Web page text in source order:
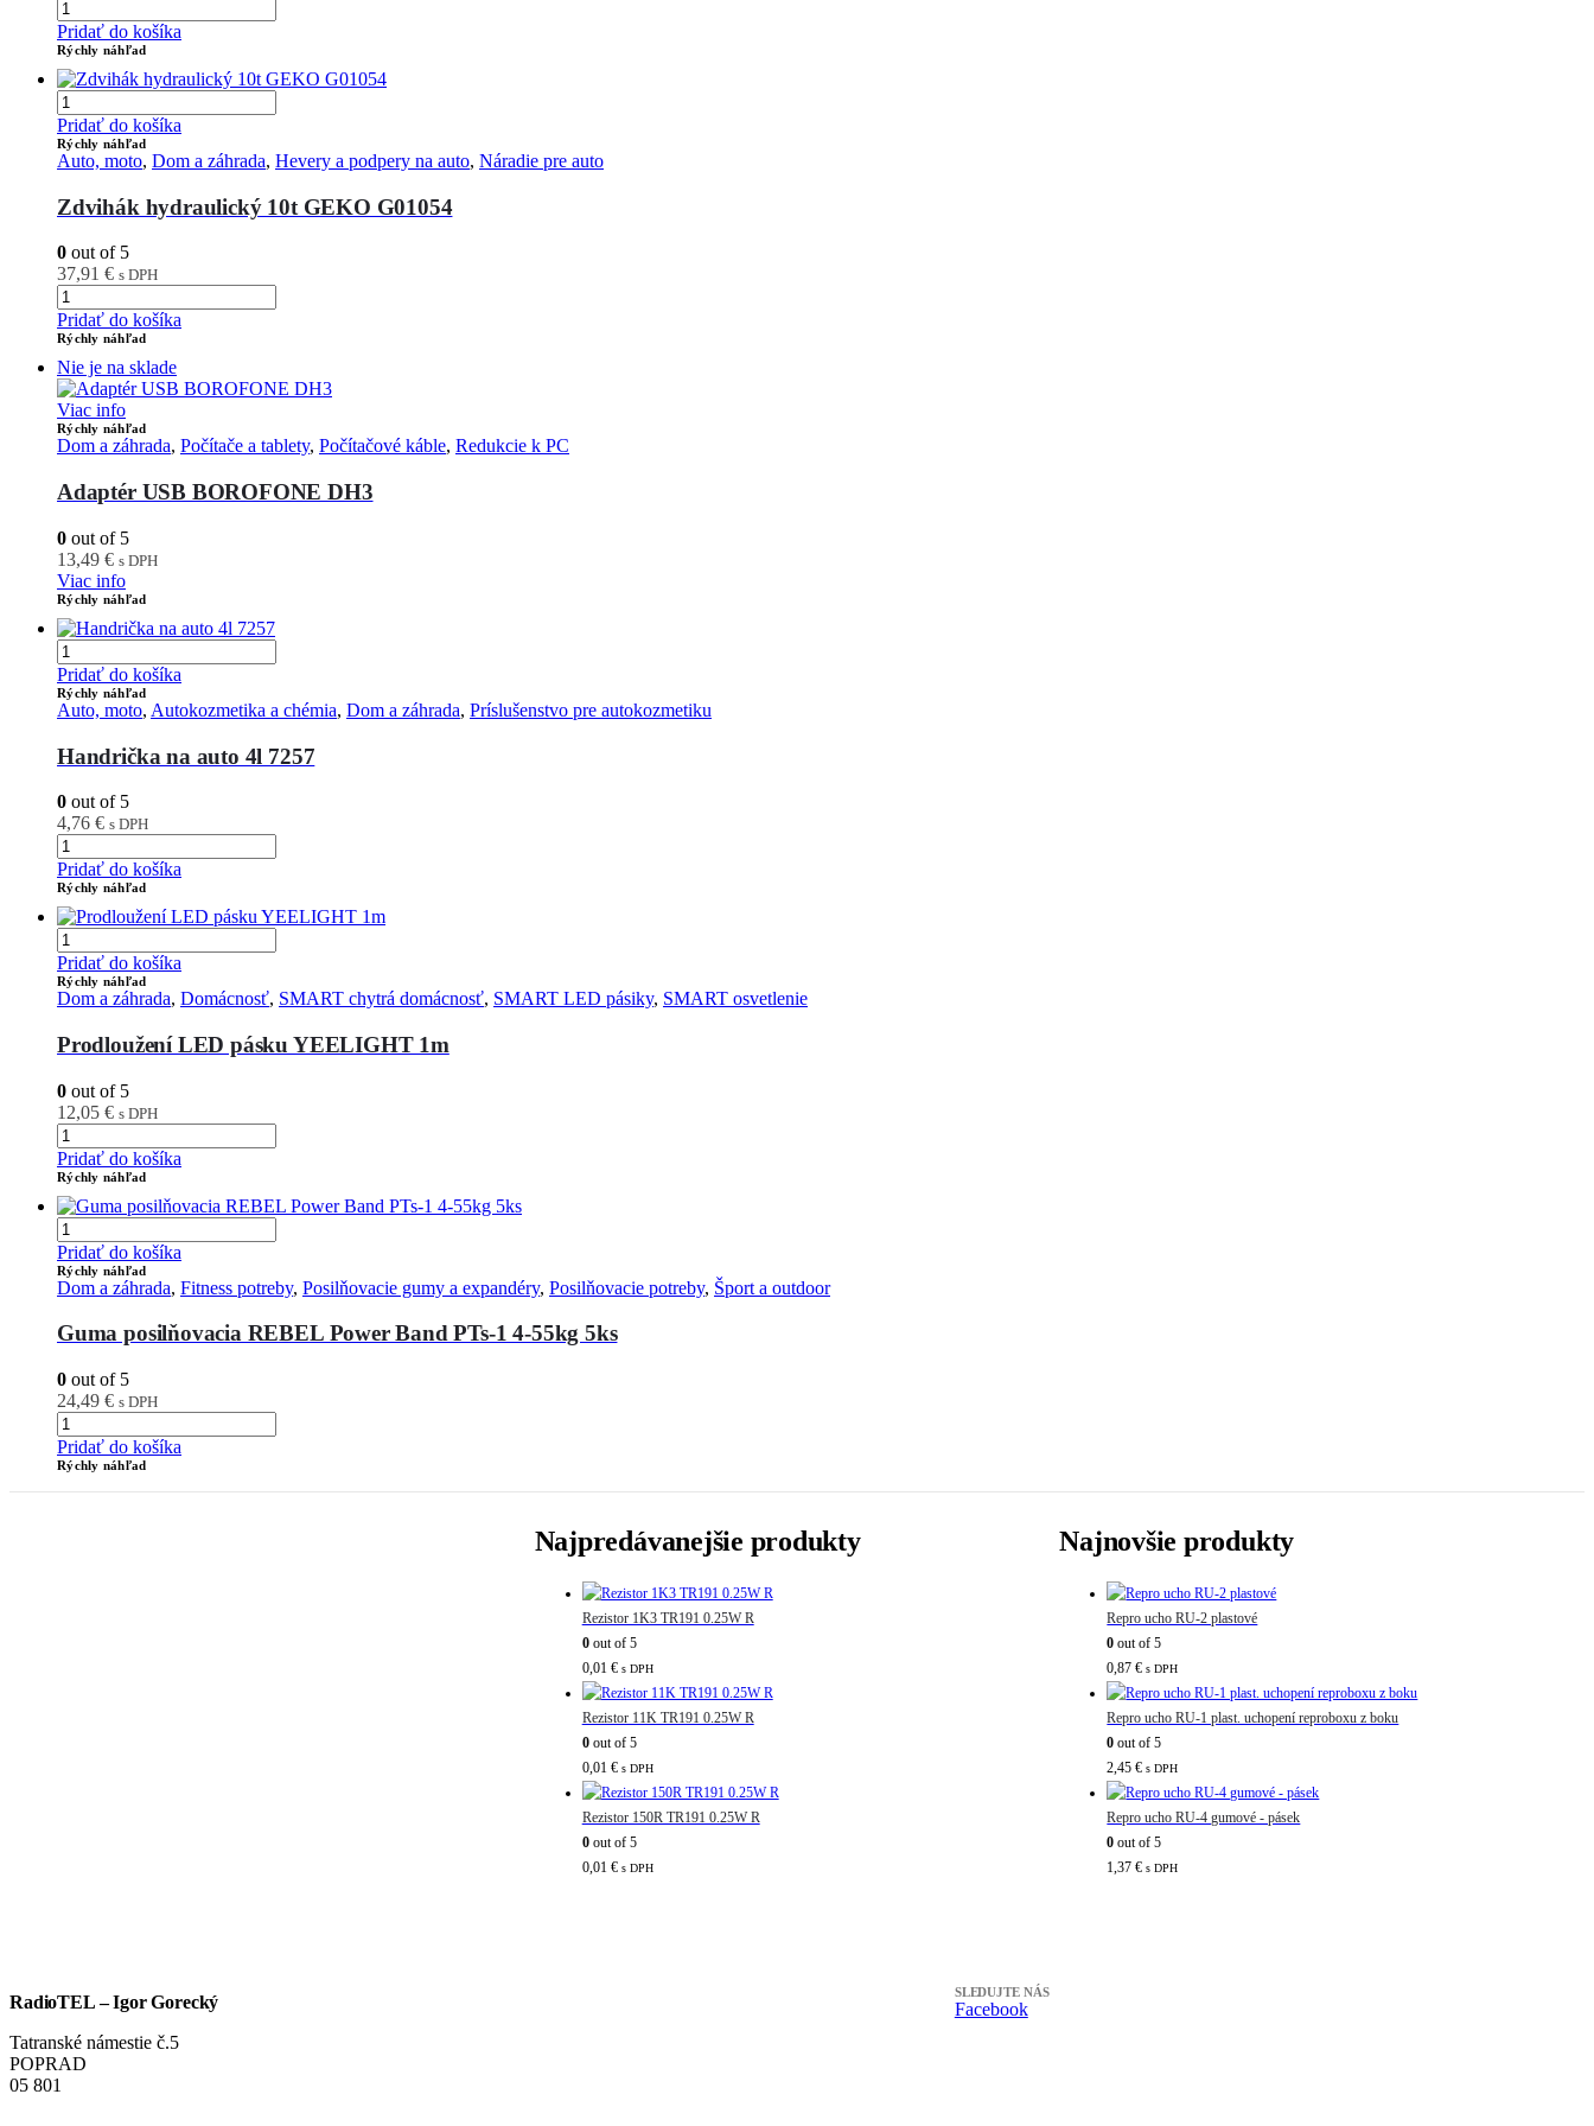
Pridať do košíka
Rýchly náhľad
Pridať do košíka
Rýchly náhľad
Auto, moto, Dom a záhrada, Hevery a podpery na auto, Náradie pre auto
Zdvihák hydraulický 10t GEKO G01054
0 out of 5
37,91 € s DPH
Pridať do košíka
Rýchly náhľad
Nie je na sklade
Viac info
Rýchly náhľad
Dom a záhrada, Počítače a tablety, Počítačové káble, Redukcie k PC
Adaptér USB BOROFONE DH3
0 out of 5
13,49 € s DPH
Viac info
Rýchly náhľad
Pridať do košíka
Rýchly náhľad
Auto, moto, Autokozmetika a chémia, Dom a záhrada, Príslušenstvo pre autokozmetiku
Handrička na auto 4l 7257
0 out of 5
4,76 € s DPH
Pridať do košíka
Rýchly náhľad
Pridať do košíka
Rýchly náhľad
Dom a záhrada, Domácnosť, SMART chytrá domácnosť, SMART LED pásiky, SMART osvetlenie
Prodloužení LED pásku YEELIGHT 1m
0 out of 5
12,05 € s DPH
Pridať do košíka
Rýchly náhľad
Pridať do košíka
Rýchly náhľad
Dom a záhrada, Fitness potreby, Posilňovacie gumy a expandéry, Posilňovacie potreby, Šport a outdoor
Guma posilňovacia REBEL Power Band PTs-1 4-55kg 5ks
0 out of 5
24,49 € s DPH
Pridať do košíka
Rýchly náhľad
Najpredávanejšie produkty
Rezistor 1K3 TR191 0.25W R
0out of 5
0,01 € s DPH
Rezistor 11K TR191 0.25W R
0out of 5
0,01 € s DPH
Rezistor 150R TR191 0.25W R
0out of 5
0,01 € s DPH
Najnovšie produkty
Repro ucho RU-2 plastové
0 out of 5
0,87€ s DPH
Repro ucho RU-1 plast. uchopení reproboxu z boku
0 out of 5
2,45€ s DPH
Repro ucho RU-4 gumové - pásek
0 out of 5
1,37€ s DPH
RadioTEL – Igor Gorecký
Tatranské námestie č.5
POPRAD
05 801
SLEDUJTE NÁS
Facebook